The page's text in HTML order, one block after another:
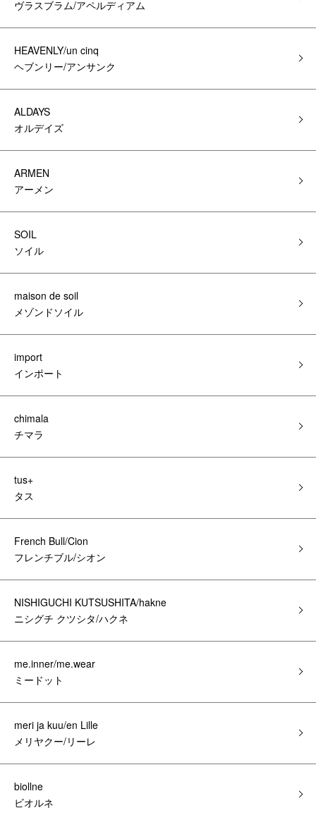
ヴラスブラム/アペルディアム
HEAVENLY/un cinq
ヘブンリー/アンサンク
ALDAYS
オルデイズ
ARMEN
アーメン
SOIL
ソイル
maison de soil
メゾンドソイル
import
インポート
chimala
チマラ
tus+
タス
French Bull/Cion
フレンチブル/シオン
NISHIGUCHI KUTSUSHITA/hakne
ニシグチ クツシタ/ハクネ
me.inner/me.wear
ミードット
meri ja kuu/en Lille
メリヤクー/リーレ
biollne
ビオルネ